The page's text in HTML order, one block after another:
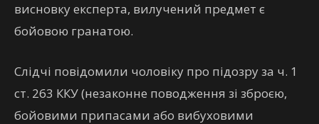
висновку експерта, вилучений предмет є
бойовою гранатою.
Слідчі повідомили чоловіку про підозру за ч. 1
ст. 263 ККУ (незаконне поводження зі зброєю,
бойовими припасами або вибуховими